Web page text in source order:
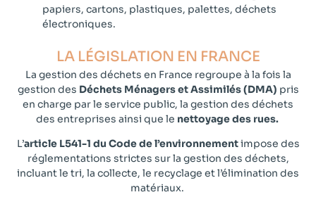
papiers, cartons, plastiques, palettes, déchets
électroniques.
LA LÉGISLATION EN FRANCE
La gestion des déchets en France regroupe à la fois la
gestion des Déchets Ménagers et Assimilés (DMA) pris
en charge par le service public, la gestion des déchets
des entreprises ainsi que le nettoyage des rues.
L’article L541-1 du Code de l’environnementimpose des
réglementations strictes sur la gestion des déchets,
incluant le tri, la collecte, le recyclage et l’élimination des
matériaux.